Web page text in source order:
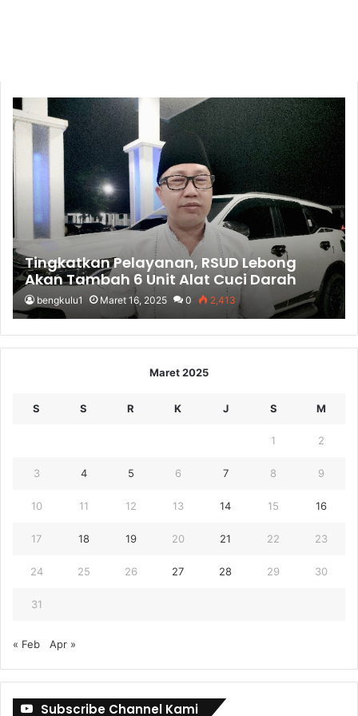
Tingkatkan Pelayanan, RSUD Lebong
Akan Tambah 6 Unit Alat Cuci Darah
bengkulu1 Maret 16, 2025 0 2,413
Maret 2025
S S R K J S M
1 2
3 4 5 6 7 8 9
10 11 12 13 14 15 16
17 18 19 20 21 22 23
24 25 26 27 28 29 30
31
« Feb Apr »
Subscribe Channel Kami